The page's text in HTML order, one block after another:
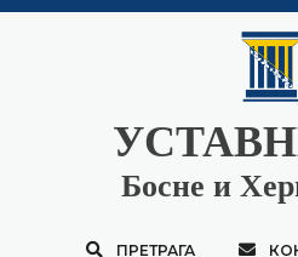
Босне и
ПРЕТРАГА